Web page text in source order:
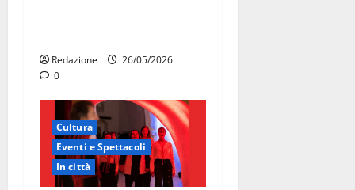
Redazione
26/05/2026
0
Cultura
Eventi e Spettacoli
In città